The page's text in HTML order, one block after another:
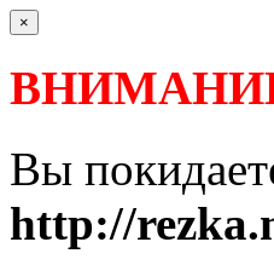
×
Вы
http://